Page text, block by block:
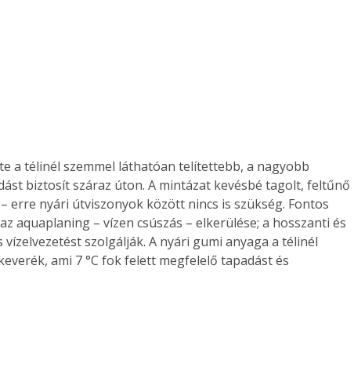
a télinél szemmel láthatóan telítettebb, a nagyobb
biztosít száraz úton. A mintázat kevésbé tagolt, feltűnő
erre nyári útviszonyok között nincs is szükség. Fontos
aquaplaning – vízen csúszás – elkerülése; a hosszanti és
szolgálják. A nyári gumi anyaga a télinél
ami 7 °C fok felett megfelelő tapadást és